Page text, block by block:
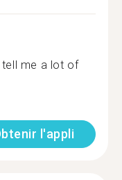
me a lot of
l'appli